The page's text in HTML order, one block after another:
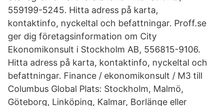
559199-5245. Hitta adress på karta,
kontaktinfo, nyckeltal och befattningar. Proff.se
ger dig företagsinformation om City
Ekonomikonsult i Stockholm AB, 556815-9106.
Hitta adress på karta, kontaktinfo, nyckeltal och
befattningar. Finance / ekonomikonsult / M3 till
Columbus Global Plats: Stockholm, Malmö,
Göteborg, Linköping, Kalmar, Borlänge eller